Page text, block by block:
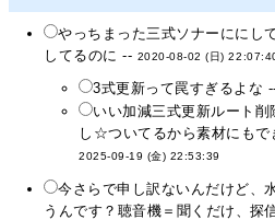
やっちまった三式ソナーにに
してるのに -- 2020-08-02 (日)
3式更新って罠すぎるよな
いい加減三式更新ルート
し☆ついてるから素材にも
2025-09-19 (金) 22:53:39
今さらで申し訳ないんだけど、
うんです？聴音機＝聞くだけ、探